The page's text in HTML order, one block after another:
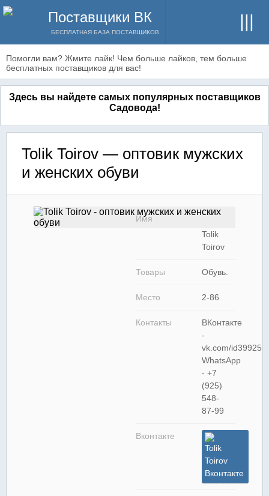
Поставщики ВК
БЕСПЛАТНАЯ БАЗА ПОСТАВЩИКОВ
Помогли вам? Жмите лайк! Чем больше лайков, тем больше
бесплатных поставщиков для вас!
Здесь вы найдете самых популярных поставщиков
Садовода!
Tolik Toirov — оптовик мужских
и женских обуви
Имя
Tolik
Toirov
Товары Обувь.
Место 2-86
Контакты
ВКонтакте
-
vk.com/
WhatsApp
- +7
(925)
548-
87-99
Вконтакте
Tolik
Toirov
Вконтакте